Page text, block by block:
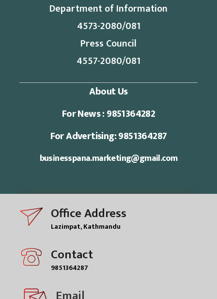
Department of Information
4573-2080/081
Press Council
4557-2080/081
About Us
For News : 9851364282
For Advertising: 9851364287
businesspana.marketing@gmail.com
Office Address
Lazimpat, Kathmandu
Contact
9851364287